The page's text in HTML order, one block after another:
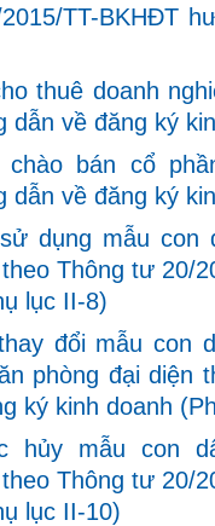
TT-BKHĐT
thuê doanh
dẫn về đăng ký
chào bán cổ
dẫn về đăng ký
dụng mẫu con
Thông tư 20/
lục II-8)
đổi mẫu con
phòng đại diện
ký kinh doanh
hủy mẫu con
Thông tư 20/
lục II-10)